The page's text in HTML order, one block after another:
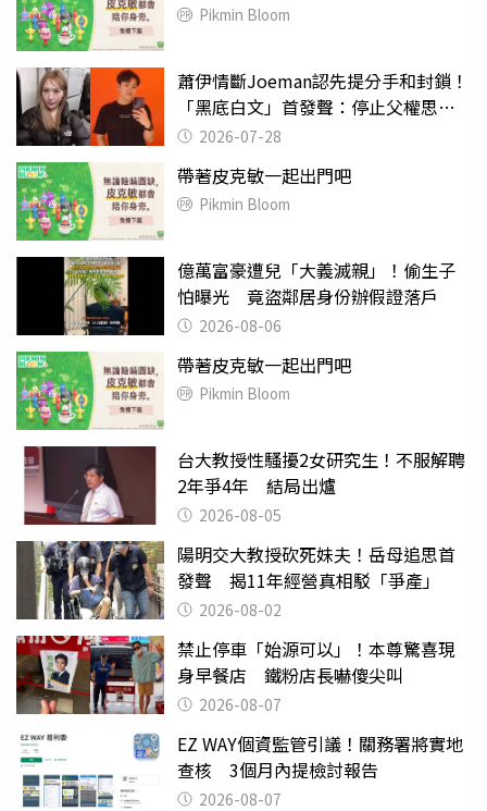
Pikmin Bloom
蕭伊情斷Joeman認先提分手和封鎖！
「黑底白文」首發聲：停止父權思維
物化女性
2026-07-28
帶著皮克敏一起出門吧
Pikmin Bloom
億萬富豪遭兒「大義滅親」！偷生子
怕曝光 竟盜鄰居身份辦假證落戶
2026-08-06
帶著皮克敏一起出門吧
Pikmin Bloom
台大教授性騷擾2女研究生！不服解聘
2年爭4年 結局出爐
2026-08-05
陽明交大教授砍死妹夫！岳母追思首
發聲 揭11年經營真相駁「爭產」
2026-08-02
禁止停車「始源可以」！本尊驚喜現
身早餐店 鐵粉店長嚇傻尖叫
2026-08-07
EZ WAY個資監管引議！關務署將實地
查核 3個月內提檢討報告
2026-08-07